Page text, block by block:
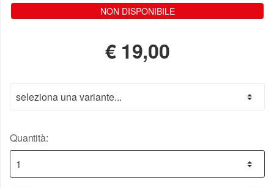
NON DISPONIBILE
€ 19,00
Quantità: